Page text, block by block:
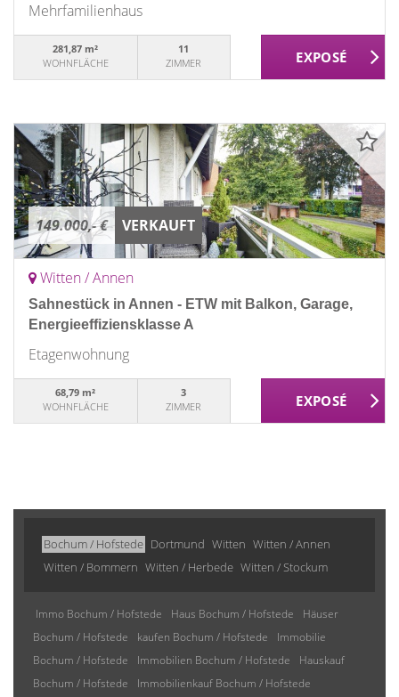
Mehrfamilienhaus
281,87 m²
WOHNFLÄCHE
11
ZIMMER
149.000,- € VERKAUFT
Witten / Annen
Sahnestück in Annen - ETW mit Balkon, Garage,
Energieeffiziensklasse A
Etagenwohnung
68,79 m²
WOHNFLÄCHE
3
ZIMMER
Bochum / Hofstede Dortmund Witten Witten / Annen
Witten / Bommern Witten / Herbede Witten / Stockum
Immo Bochum / Hofstede Haus Bochum / Hofstede
Häuser
Bochum / Hofstede
kaufen Bochum / Hofstede
Immobilie
Bochum / Hofstede
Immobilien Bochum / Hofstede
Hauskauf
Bochum / Hofstede
Immobilienkauf Bochum / Hofstede